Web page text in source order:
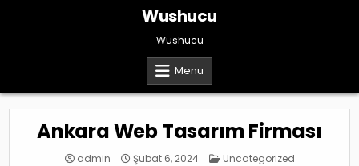
Wushucu
Wushucu
Menu
Ankara Web Tasarım Firması
admin Şubat 6, 2024 Posted
Uncategorized